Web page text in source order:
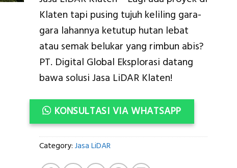
was:
Rp2.400.000.
is:
Klaten tapi pusing tujuh keliling gara-
gara lahannya ketutup hutan lebat
atau semak belukar yang rimbun abis?
PT. Digital Global Eksplorasi datang
bawa solusi Jasa LiDAR Klaten!
KONSULTASI VIA WHATSAPP
Category: Jasa LiDAR